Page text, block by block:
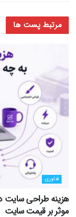
مرتبط پست ها
فناوری
موثر بر قیمت سایت